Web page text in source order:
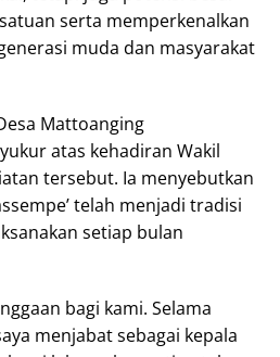
serta memperkenalkan
muda dan masyarakat
Mattoanging
atas kehadiran Wakil
tersebut. Ia menyebutkan
telah menjadi tradisi
setiap bulan
bagi kami. Selama
menjabat sebagai kepala